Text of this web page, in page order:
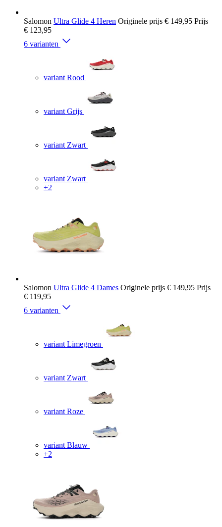
Salomon Ultra Glide 4 Heren Originele prijs € 149,95 Prijs
€ 123,95
6 varianten
variant Rood
variant Grijs
variant Zwart
variant Zwart
+2
Salomon Ultra Glide 4 Dames Originele prijs € 149,95 Prijs
€ 119,95
6 varianten
variant Limegroen
variant Zwart
variant Roze
variant Blauw
+2